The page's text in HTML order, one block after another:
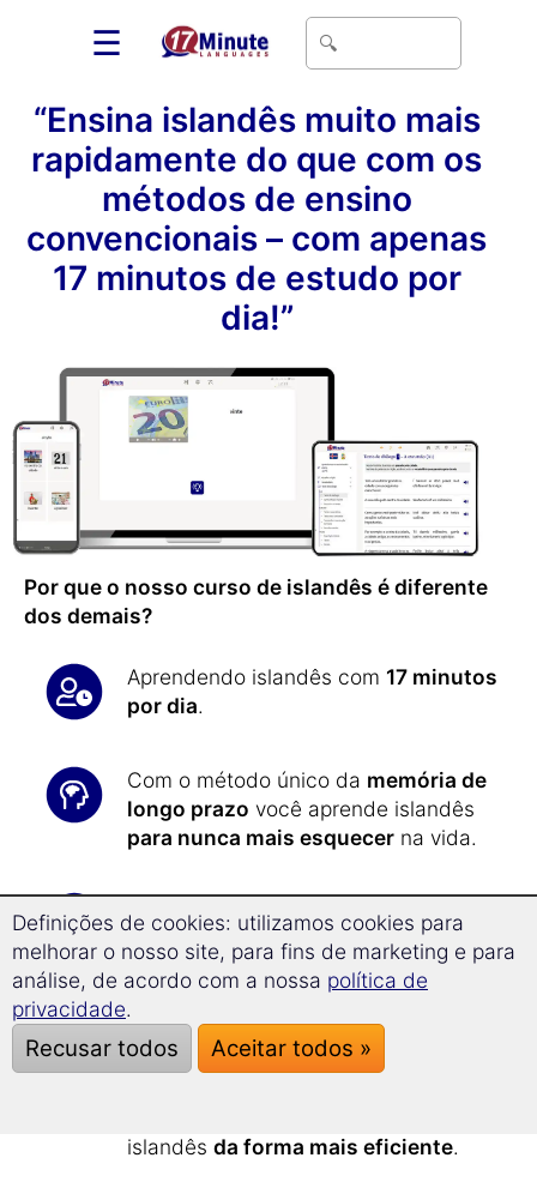
☰
“Ensina islandês muito mais
rapidamente do que com os
métodos de ensino
convencionais – com apenas
17 minutos de estudo por
dia!”
Por que o nosso curso de islandês é diferente
dos demais?
Aprendendo islandês com 17 minutos
por dia.
Com o método único da memória de
longo prazo você aprende islandês
para nunca mais esquecer na vida.
Com a novatecnologia
superlearningvocê aprende em
média 32% mais rápidoe pode se
concentrar melhor.
Todos os exercícios são
islandês da forma mais eficiente.
Definições de cookies: utilizamos cookies para
melhorar o nosso site, para fins de marketing e para
análise, de acordo com a nossa política de
privacidade.
Recusar todos Aceitar todos »